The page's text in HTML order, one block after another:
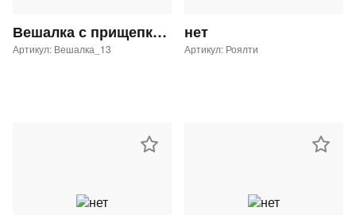
Вешалка с прищепками GL-29 с таргеткой Button Blue
Артикул: Вешалка_13
нет
Артикул: Роялти